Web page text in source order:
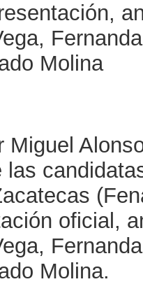
Molina
Miguel
oficial,
Molina.